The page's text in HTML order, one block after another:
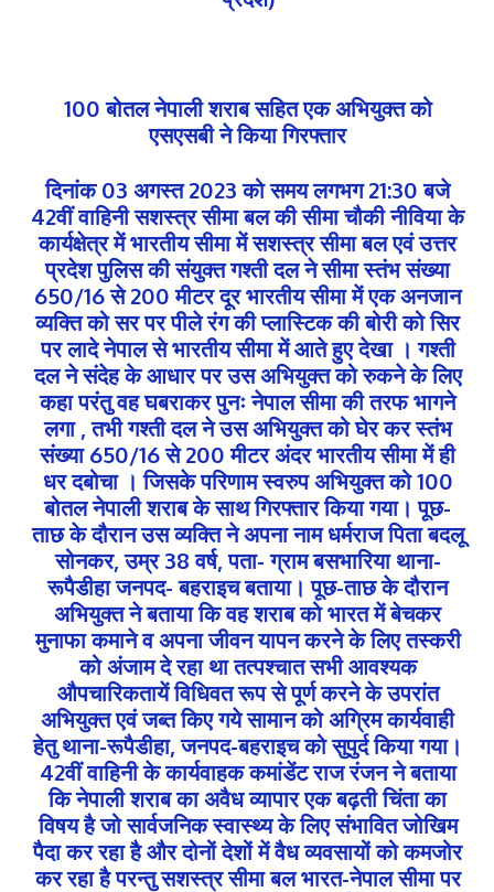
100 बोतल नेपाली शराब सहित एक अभियुक्त को
एसएसबी ने किया गिरफ्तार
दिनांक 03 अगस्त 2023 को समय लगभग 21:30 बजे
42वीं वाहिनी सशस्त्र सीमा बल की सीमा चौकी नीविया के
कार्यक्षेत्र में भारतीय सीमा में सशस्त्र सीमा बल एवं उत्तर
प्रदेश पुलिस की संयुक्त गश्ती दल ने सीमा स्तंभ संख्या
650/16 से 200 मीटर दूर भारतीय सीमा में एक अनजान
व्यक्ति को सर पर पीले रंग की प्लास्टिक की बोरी को सिर
पर लादे नेपाल से भारतीय सीमा में आते हुए देखा । गश्ती
दल ने संदेह के आधार पर उस अभियुक्त को रुकने के लिए
कहा परंतु वह घबराकर पुनः नेपाल सीमा की तरफ भागने
लगा , तभी गश्ती दल ने उस अभियुक्त को घेर कर स्तंभ
संख्या 650/16 से 200 मीटर अंदर भारतीय सीमा में ही
धर दबोचा । जिसके परिणाम स्वरुप अभियुक्त को 100
बोतल नेपाली शराब के साथ गिरफ्तार किया गया। पूछ-
ताछ के दौरान उस व्यक्ति ने अपना नाम धर्मराज पिता बदलू
सोनकर, उम्र 38 वर्ष, पता- ग्राम बसभारिया थाना-
रूपैडीहा जनपद- बहराइच बताया। पूछ-ताछ के दौरान
अभियुक्त ने बताया कि वह शराब को भारत में बेचकर
मुनाफा कमाने व अपना जीवन यापन करने के लिए तस्करी
को अंजाम दे रहा था‌ तत्पश्चात सभी आवश्यक
औपचारिकतायें विधिवत रूप से पूर्ण करने के उपरांत
अभियुक्त एवं जब्त किए गये सामान को अग्रिम कार्यवाही
हेतु थाना-रूपैडीहा, जनपद-बहराइच को सुपुर्द किया गया।
42वीं वाहिनी के कार्यवाहक कमांडेंट राज रंजन ने बताया
कि नेपाली शराब का अवैध व्यापार एक बढ़ती चिंता का
विषय है जो सार्वजनिक स्वास्थ्य के लिए संभावित जोखिम
पैदा कर रहा है और दोनों देशों में वैध व्यवसायों को कमजोर
कर रहा है परन्तु सशस्त्र सीमा बल भारत-नेपाल सीमा पर